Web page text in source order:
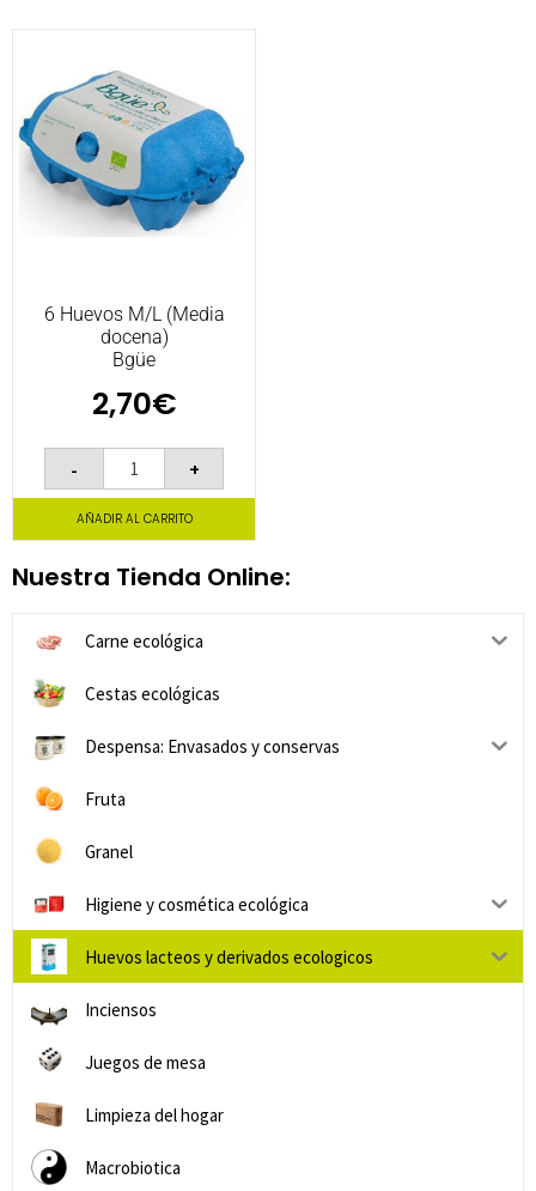
6 Huevos M/L (Media
docena)
Bgüe
2,70€
- +
AÑADIR AL CARRITO
Nuestra Tienda Online:
Carne ecológica
Cestas ecológicas
Despensa: Envasados y conservas
Fruta
Granel
Higiene y cosmética ecológica
Huevos lacteos y derivados ecologicos
Inciensos
Juegos de mesa
Limpieza del hogar
Macrobiotica